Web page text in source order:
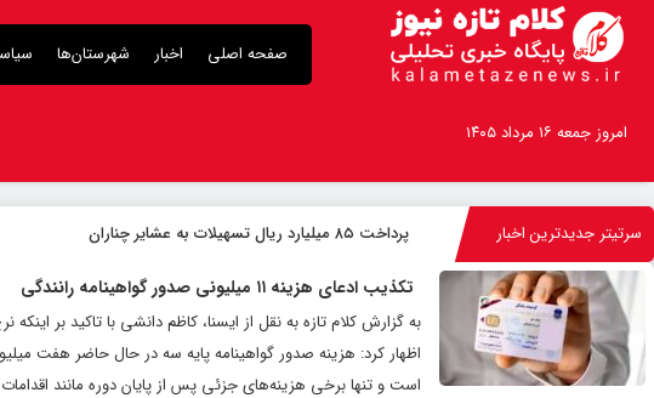
صفحه اصلی اخبار شهرستان‌ها
امروز جمعه ۱۶ مرداد ۱۴۰۵
سرتیتر جدیدترین اخبار پرداخت ۸۵ میلیارد ریال تسهیلات به عشایر چناران
تکذیب ادعای هزینه ۱۱ میلیونی صدور گواهینامه رانندگی
به گزارش کلام تازه به نقل از ایسنا، کاظم دانشی با تاکید بر
است و تنها برخی هزینه‌های جزئی پس از پایان دوره مانند